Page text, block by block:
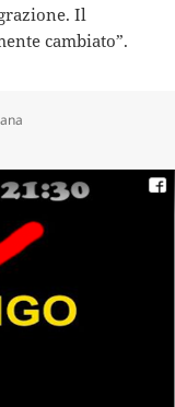
Il
cambiato”.
DELLE COSTE ITALIANE